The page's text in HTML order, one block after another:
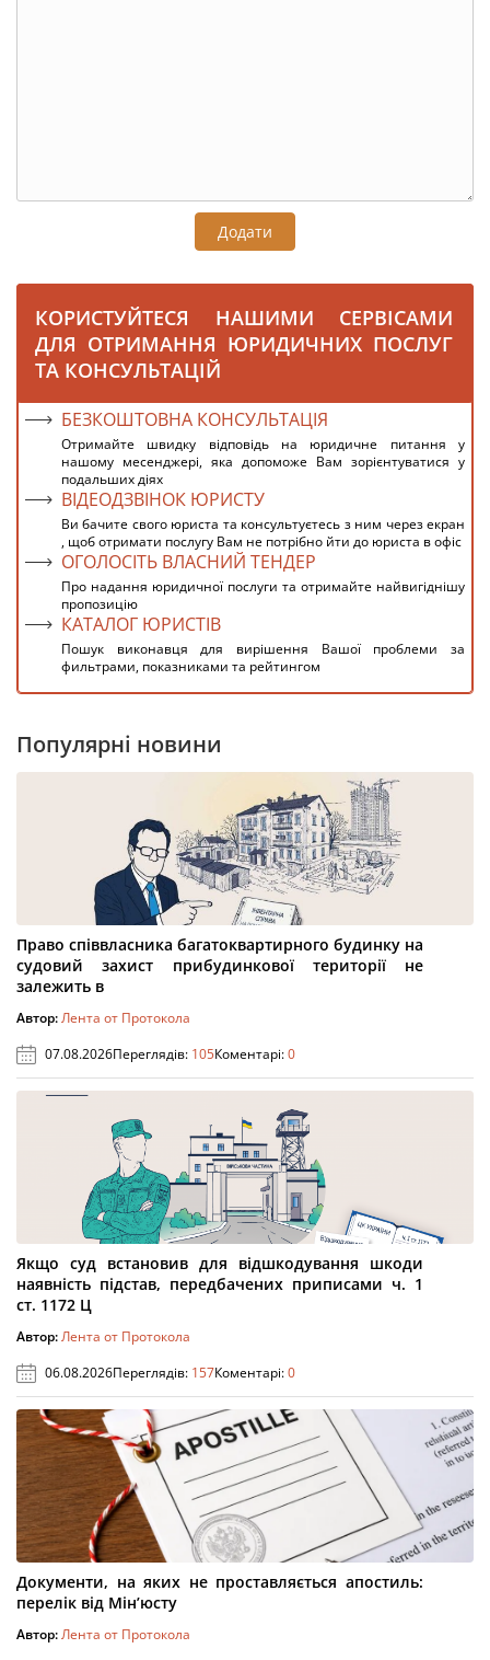
Додати
КОРИСТУЙТЕСЯ НАШИМИ СЕРВІСАМИ
ДЛЯ ОТРИМАННЯ ЮРИДИЧНИХ ПОСЛУГ
ТА КОНСУЛЬТАЦІЙ
БЕЗКОШТОВНА КОНСУЛЬТАЦІЯ
Отримайте швидку відповідь на юридичне питання у
нашому месенджері, яка допоможе Вам зорієнтуватися у
подальших діях
ВІДЕОДЗВІНОК ЮРИСТУ
Ви бачите свого юриста та консультуєтесь з ним через екран
, щоб отримати послугу Вам не потрібно йти до юриста в офіс
ОГОЛОСІТЬ ВЛАСНИЙ ТЕНДЕР
Про надання юридичної послуги та отримайте найвигіднішу
пропозицію
КАТАЛОГ ЮРИСТІВ
Пошук виконавця для вирішення Вашої проблеми за
фильтрами, показниками та рейтингом
Популярні новини
Право співвласника багатоквартирного будинку на
судовий захист прибудинкової території не
залежить в
Автор:Лента от Протокола
07.08.2026Переглядів: 105Коментарі:0
Якщо суд встановив для відшкодування шкоди
наявність підстав, передбачених приписами ч. 1
ст. 1172 Ц
Автор:Лента от Протокола
06.08.2026Переглядів: 157Коментарі:0
Документи, на яких не проставляється апостиль:
перелік від Мін’юсту
Автор:Лента от Протокола